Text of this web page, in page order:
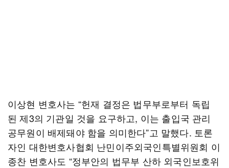
이상현 변호사는 “헌재 결정은 법무부로부터 독립
된 제3의 기관일 것을 요구하고, 이는 출입국 관리
공무원이 배제돼야 함을 의미한다”고 말했다. 토론
자인 대한변호사협회 난민이주외국인특별위원회 이
종찬 변호사도 “정부안의 법무부 산하 외국인보호위